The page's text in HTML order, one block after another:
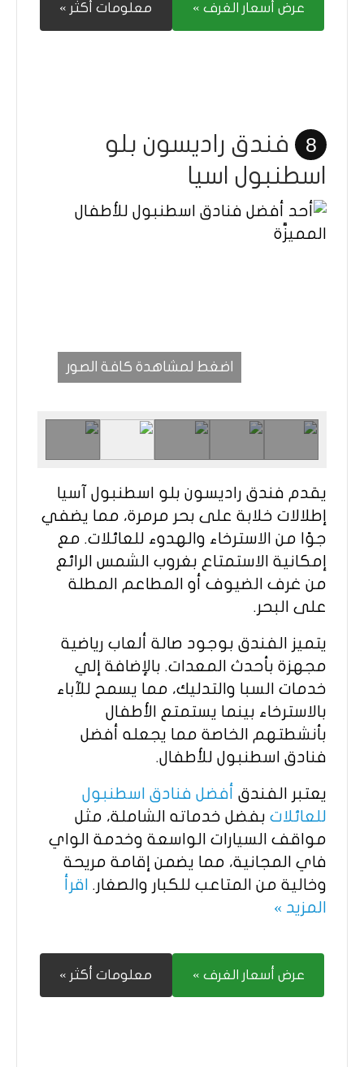
عرض أسعار الغرف » معلومات أكثر »
8
فندق راديسون بلو
اسطنبول اسيا
اضغط لمشاهدة كافة الصور
يقدم فندق راديسون بلو اسطنبول آسيا
إطلالات خلابة على بحر مرمرة، مما يضفي
جوًا من الاسترخاء والهدوء للعائلات. مع
إمكانية الاستمتاع بغروب الشمس الرائع
من غرف الضيوف أو المطاعم المطلة
على البحر.
يتميز الفندق بوجود صالة ألعاب رياضية
مجهزة بأحدث المعدات. بالإضافة إلي
خدمات السبا والتدليك، مما يسمح للآباء
بالاسترخاء بينما يستمتع الأطفال
بأنشطتهم الخاصة مما يجعله أفضل
فنادق اسطنبول للأطفال.
يعتبر الفندق أفضل فنادق اسطنبول
للعائلات بفضل خدماته الشاملة، مثل
مواقف السيارات الواسعة وخدمة الواي
فاي المجانية، مما يضمن إقامة مريحة
وخالية من المتاعب للكبار والصغار. اقرأ
المزيد »
عرض أسعار الغرف » معلومات أكثر »